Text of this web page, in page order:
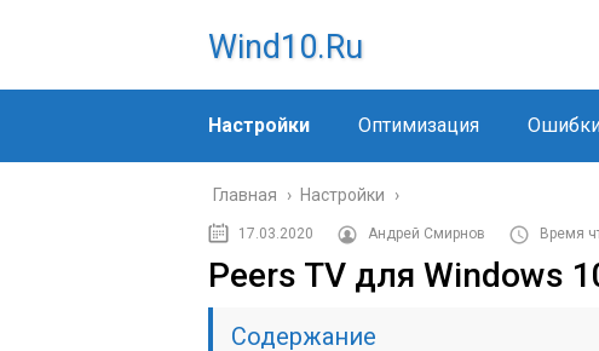
Wind10.ru
Настройки Оптимизация
Главная › Настройки ›
17.03.2020 Андрей Смирнов Время
Peers TV для Windows
Содержание